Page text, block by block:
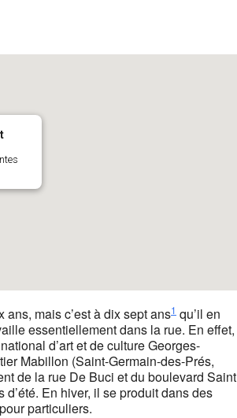
ans, mais c’est à dix sept ans1 qu’il en
essentiellement dans la rue. En effet,
d’art et de culture Georges-
Mabillon (Saint-Germain-des-Prés,
de la rue De Buci et du boulevard Saint
En hiver, il se produit dans des
particuliers.